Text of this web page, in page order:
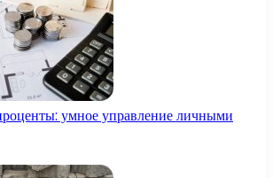
умное управление личными